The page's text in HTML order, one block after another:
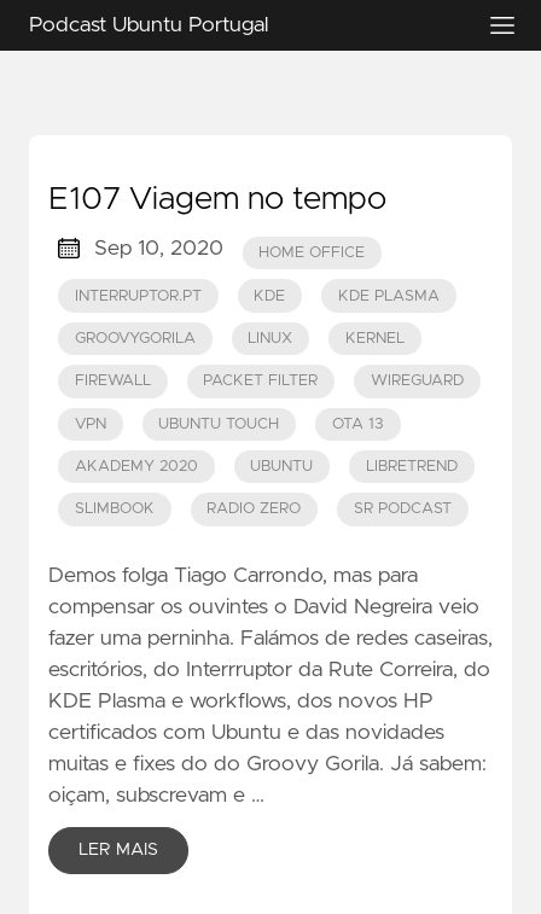
Podcast Ubuntu Portugal
E107 Viagem no tempo
Sep 10, 2020 HOME OFFICE
INTERRUPTOR.PT KDE KDE PLASMA
GROOVYGORILA LINUX KERNEL
FIREWALL PACKET FILTER WIREGUARD
VPN UBUNTU TOUCH OTA 13
AKADEMY 2020 UBUNTU LIBRETREND
SLIMBOOK RADIO ZERO SR PODCAST
Demos folga Tiago Carrondo, mas para
compensar os ouvintes o David Negreira veio
fazer uma perninha. Falámos de redes caseiras,
escritórios, do Interrruptor da Rute Correira, do
KDE Plasma e workflows, dos novos HP
certificados com Ubuntu e das novidades
muitas e fixes do do Groovy Gorila. Já sabem:
oiçam, subscrevam e …
LER MAIS